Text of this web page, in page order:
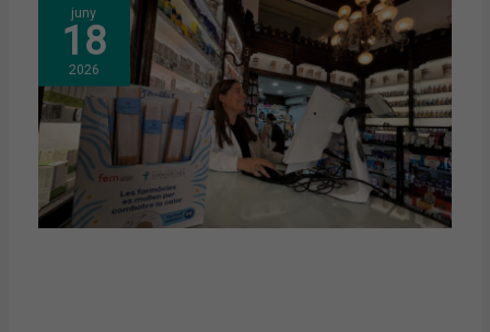
juny
18
2026